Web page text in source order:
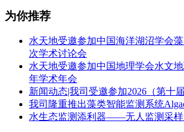
为你推荐
水天地受邀参加中国海洋湖沼学会
次学术讨论会
水天地受邀参加中国地理学会水文
年学术年会
新闻动态|我司受邀参加2026（第十
我司隆重推出藻类智能监测系统
水生态监测添利器——无人监测采